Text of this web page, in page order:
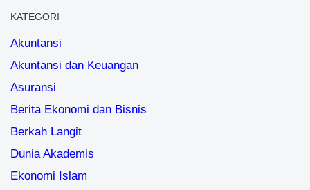
KATEGORI
Akuntansi
Akuntansi dan Keuangan
Asuransi
Berita Ekonomi dan Bisnis
Berkah Langit
Dunia Akademis
Ekonomi Islam